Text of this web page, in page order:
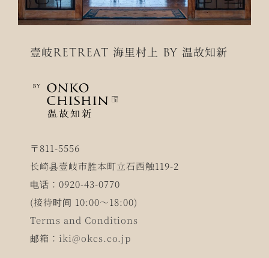
壹岐RETREAT 海里村上 BY 温故知新
〒811-5556
长崎县壹岐市胜本町立石西触119-2
电话：0920-43-0770
(接待时间 10:00～18:00)
Terms and Conditions
邮箱： iki@okcs.co.jp